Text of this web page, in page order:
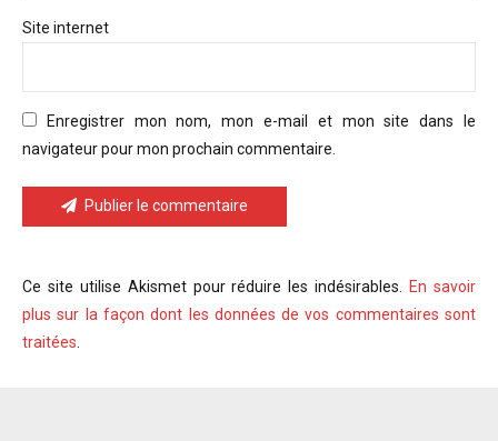
Site internet
Enregistrer mon nom, mon e-mail et mon site dans le
navigateur pour mon prochain commentaire.
Publier le commentaire
Ce site utilise Akismet pour réduire les indésirables.
En savoir
plus sur la façon dont les données de vos commentaires sont
traitées